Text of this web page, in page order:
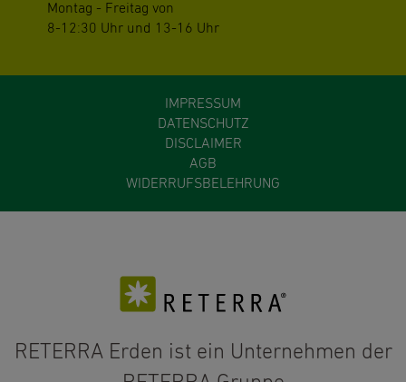
Montag - Freitag von
8-12:30 Uhr und 13-16 Uhr
IMPRESSUM
DATENSCHUTZ
DISCLAIMER
AGB
WIDERRUFSBELEHRUNG
RETERRA Erden ist ein Unternehmen der